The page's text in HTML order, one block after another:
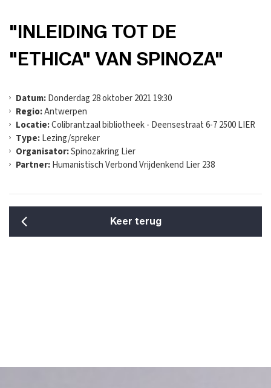
"INLEIDING TOT DE
"ETHICA" VAN SPINOZA"
Datum:Donderdag 28 oktober 2021 19:30
Regio:Antwerpen
Locatie:Colibrantzaal bibliotheek - Deensestraat 6-7 2500 LIER
Type:Lezing/spreker
Organisator:Spinozakring Lier
Partner:Humanistisch Verbond Vrijdenkend Lier 238
Keer terug